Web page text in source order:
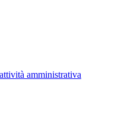
amministrativa